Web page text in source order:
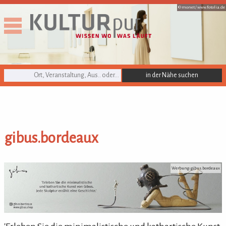
© monet /www.fotolia.de
KULTURpur Suche
gibus.bordeaux
gibus.bordeaux Werbung: gibus.bordeaux